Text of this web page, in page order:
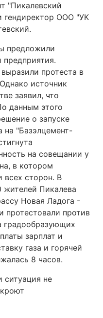
"Пикалевский
гендиректор ООО "УК
предложили
предприятия.
протеста в
источник
заявил, что
данным этого
о запуске
на "Базэлцемент-
на совещании у
в котором
всех сторон. В
Пикалева
Новая Ладога -
протестовали против
градообразующих
зарплат и
газа и горячей
8 часов.
ситуация не